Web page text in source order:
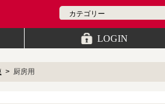
LOGIN
厨房用